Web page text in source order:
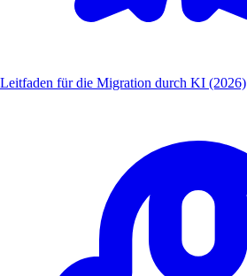
Leitfaden für die Migration durch KI (2026)